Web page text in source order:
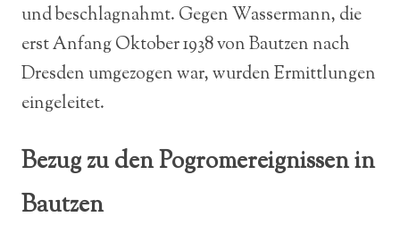
und beschlagnahmt. Gegen Wassermann, die
erst Anfang Oktober 1938 von Bautzen nach
Dresden umgezogen war, wurden Ermittlungen
eingeleitet.
Bezug zu den Pogromereignissen in
Bautzen